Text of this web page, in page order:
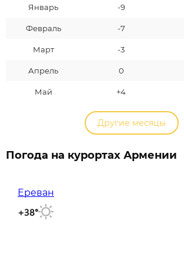
Январь -9
Февраль -7
Март -3
Апрель 0
Май +4
Другие месяцы
Погода на курортах Армении
Ереван
+38°